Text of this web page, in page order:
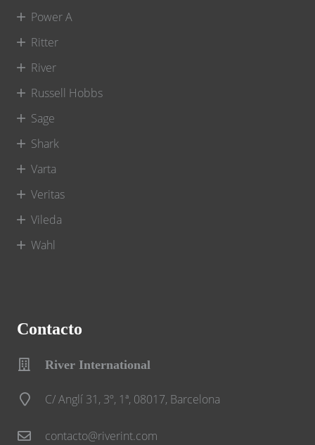
Power A
Ritter
River
Russell Hobbs
Sage
Shark
Varta
Veritas
Vileda
Wahl
Contacto
River International
C/ Anglí 31, 3º, 1ª, 08017, Barcelona
contacto@riverint.com